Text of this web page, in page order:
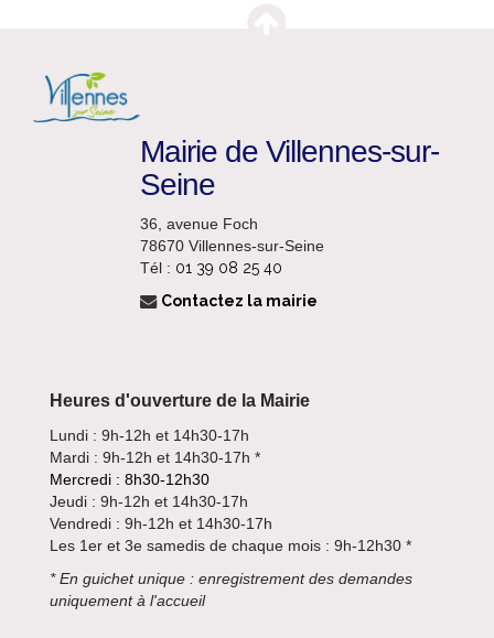
Mairie de Villennes-sur-
Seine
36, avenue Foch
78670 Villennes-sur-Seine
Tél : 01 39 08 25 40
Contactez la mairie
Heures d'ouverture de la Mairie
Lundi : 9h-12h et 14h30-17h
Mardi : 9h-12h et 14h30-17h *
Mercredi : 8h30-12h30
Jeudi : 9h-12h et 14h30-17h
Vendredi : 9h-12h et 14h30-17h
Les 1er et 3e samedis de chaque mois : 9h-12h30 *
*En guichet unique : enregistrement des demandes
uniquement à l'accueil